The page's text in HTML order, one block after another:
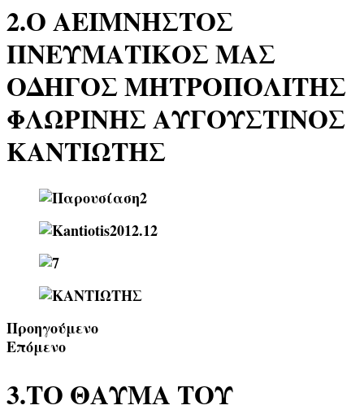
2.Ο ΑΕΙΜΝΗΣΤΟΣ
ΠΝΕΥΜΑΤΙΚΟΣ ΜΑΣ
ΟΔΗΓΟΣ ΜΗΤΡΟΠΟΛΙΤΗΣ
ΦΛΩΡΙΝΗΣ ΑΥΓΟΥΣΤΙΝΟΣ
ΚΑΝΤΙΩΤΗΣ
Προηγούμενο
Επόμενο
3.ΤΟ ΘΑΥΜΑ ΤΟΥ